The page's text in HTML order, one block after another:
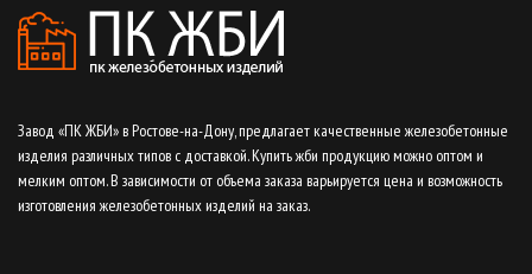
Завод «ПК ЖБИ» в Ростове-на-Дону, предлагает качественные железобетонные
изделия различных типов с доставкой. Купить жби продукцию можно оптом и
мелким оптом. В зависимости от объема заказа варьируется цена и возможность
изготовления железобетонных изделий на заказ.